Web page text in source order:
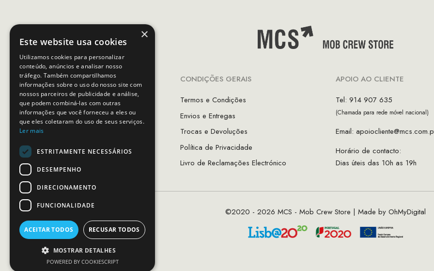
INFORMAÇÕES
A Minha Conta
Favoritos
As Lojas MCS
Sobre Nós
Guia de Tamanhos
CONDIÇÕES GERAIS
Termos e Condições
Envios e Entregas
Trocas e Devoluções
Política de Privacidade
Livro de Reclamações Electrónico
APOIO AO CLIENTE
Tel: 914 907 635
(Chamada para rede móvel nacional)
Email:
Horário de contacto:
Dias úteis das 10h as 19h
©2020 - 2026 MCS - Mob Crew Store | Made by OhMyDigital
×
Este website usa cookies
Utilizamos cookies para personalizar
conteúdo, anúncios e analisar nosso
tráfego. Também compartilhamos
informações sobre o uso do nosso site com
nossos parceiros de publicidade e análise,
que podem combiná-las com outras
informações que você forneceu a eles ou
que eles coletaram do uso de seus serviços.
Ler mais
ESTRITAMENTE NECESSÁRIOS
DESEMPENHO
DIRECIONAMENTO
FUNCIONALIDADE
ACEITAR TODOS RECUSAR TODOS
MOSTRAR DETALHES
POWERED BY COOKIESCRIPT